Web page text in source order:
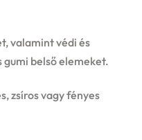
valamint védi és
gumi belső elemeket.
zsíros vagy fényes